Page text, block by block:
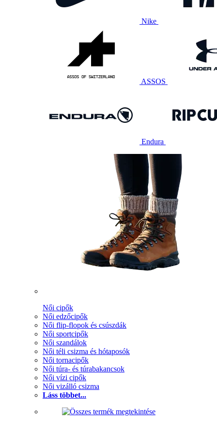
Nike
ASSOS
Endura
Női cipők
Női edzőcipők
Női flip-flopok és csúszdák
Női sportcipők
Női szandálok
Női téli csizma és hótaposók
Női tornacipők
Női túra- és túrabakancsok
Női vízi cipők
Női vizálló csizma
Láss többet...